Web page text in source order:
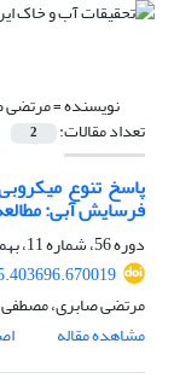
نویسنده =مرتضی
تعداد مقالات: 2
پاسخ تنوع
فرسایش آبی:
دوره 56، شماره 11، بهمن 1404، صفحه
مرتضی صابری،
مشاهده مقاله